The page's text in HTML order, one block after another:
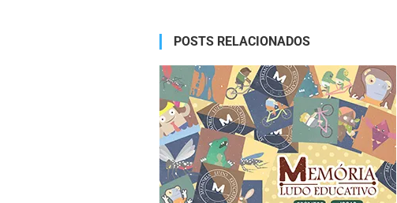
POSTS RELACIONADOS